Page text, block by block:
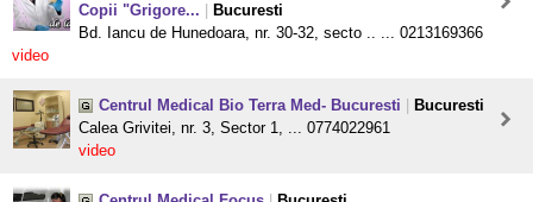
Copii "Grigore...
Bucuresti
Bd. Iancu de Hunedoara, nr. 30-32, secto .. ... 0213169366
video
Centrul Medical Bio Terra Med- Bucuresti
Bucuresti
Calea Grivitei, nr. 3, Sector 1, ... 0774022961
video